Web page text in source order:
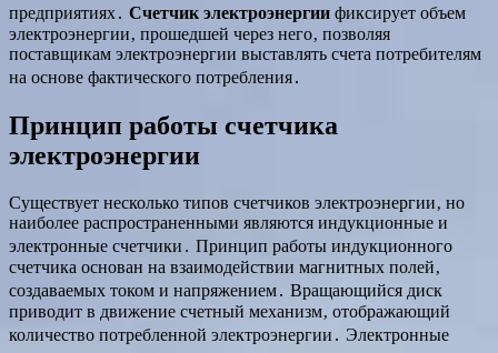
предприятиях․ Счетчик электроэнергии фиксирует объем
электроэнергии‚ прошедшей через него‚ позволяя
поставщикам электроэнергии выставлять счета потребителям
на основе фактического потребления․
Принцип работы счетчика
электроэнергии
Существует несколько типов счетчиков электроэнергии‚ но
наиболее распространенными являются индукционные и
электронные счетчики․ Принцип работы индукционного
счетчика основан на взаимодействии магнитных полей‚
создаваемых током и напряжением․ Вращающийся диск
приводит в движение счетный механизм‚ отображающий
количество потребленной электроэнергии․ Электронные